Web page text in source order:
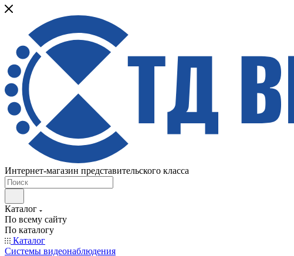
Интернет-магазин представительского класса
Каталог
По всему сайту
По каталогу
Каталог
Системы видеонаблюдения